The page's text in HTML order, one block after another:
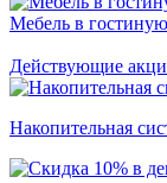
Мебель в
Действующие
Накопительная